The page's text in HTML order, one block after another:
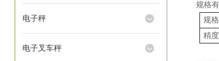
电子秤
电子叉车秤
规格
规格
精度